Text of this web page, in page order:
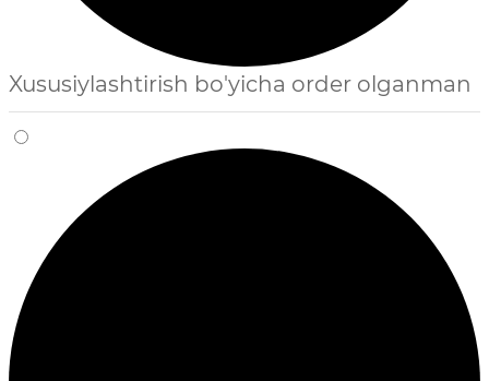
Xususiylashtirish bo'yicha order olganman